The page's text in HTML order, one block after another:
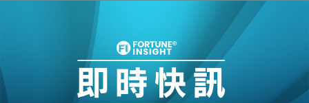
財經｜SA售股自救後再出手 斥4億美元押注未上市公
財經｜精星香港夥菜鳥拓全球智慧倉儲市場 加快海外
地產｜大酒店中期轉賺2300萬元 斥21億翻新香港及
東京半島